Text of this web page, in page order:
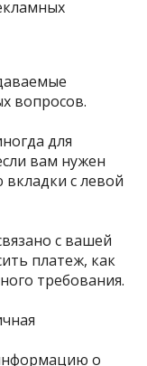
вопросов.
для
вам нужен
с левой
с вашей
платеж, как
требования.
о